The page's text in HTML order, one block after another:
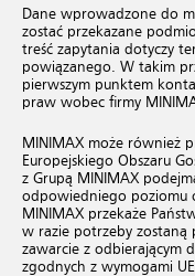
Dane wprowadzone do
zostać przekazane
treść zapytania dotyczy
powiązanego. W takim
pierwszym punktem
praw wobec firmy
MINIMAX może również
Europejskiego Obszaru
z Grupą MINIMAX
odpowiedniego poziomu
MINIMAX przekaże
w razie potrzeby
zawarcie z odbierającym
zgodnych z wymogami UE.